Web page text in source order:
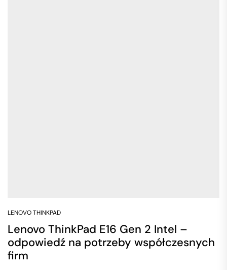
LENOVO THINKPAD
Lenovo ThinkPad E16 Gen 2 Intel –
odpowiedź na potrzeby współczesnych
firm